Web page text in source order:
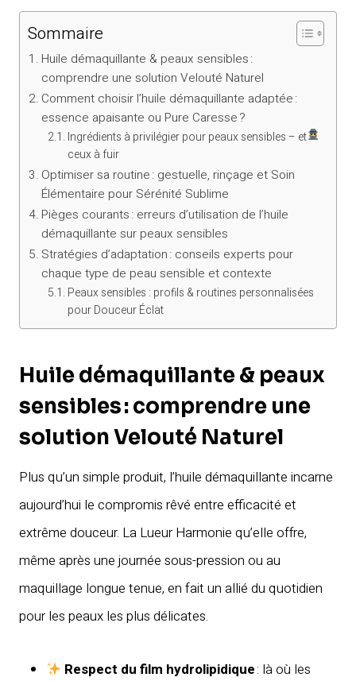
Sommaire
Huile démaquillante & peaux sensibles :
comprendre une solution Velouté Naturel
Comment choisir l’huile démaquillante adaptée :
essence apaisante ou Pure Caresse ?
Ingrédients à privilégier pour peaux sensibles – et
ceux à fuir
Optimiser sa routine : gestuelle, rinçage et Soin
Élémentaire pour Sérénité Sublime
Pièges courants : erreurs d’utilisation de l’huile
démaquillante sur peaux sensibles
Stratégies d’adaptation : conseils experts pour
chaque type de peau sensible et contexte
Peaux sensibles : profils & routines personnalisées
pour Douceur Éclat
Huile démaquillante & peaux
sensibles : comprendre une
solution Velouté Naturel
Plus qu’un simple produit, l’huile démaquillante incarne
aujourd’hui le compromis rêvé entre efficacité et
extrême douceur. La Lueur Harmonie qu’elle offre,
même après une journée sous-pression ou au
maquillage longue tenue, en fait un allié du quotidien
pour les peaux les plus délicates.
Respect du film hydrolipidique: là où les